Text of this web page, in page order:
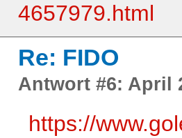
4657979.html
Re: FIDO
Antwort #6: April
https://